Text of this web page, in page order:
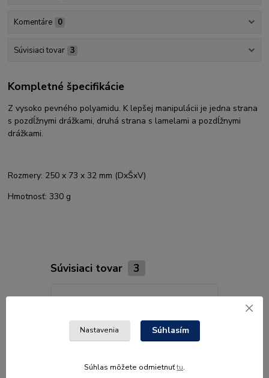
Komentáre 0
Súvisiaci tovar 3
Kompletné špecifikácie
Z vysoko pevného polyamidu. K lepšej manipulácii je jedna strana
s pozdĺžnymi drážkami, druhá strana s lamelami a pozdĺžnymi
drážkami.
Rozmery: 250 x 73 x 32 mm (DxŠxV)
Hmotnosť: 330 g
Súvisiaci tovar 3
Nastavenia Súhlasím
Súhlas môžete odmietnuťtu.